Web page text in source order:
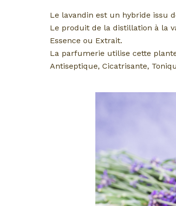
Le lavandin est un hybride issu
Le produit de la distillation à la
Essence ou Extrait.
La parfumerie utilise cette
Antiseptique, Cicatrisante,